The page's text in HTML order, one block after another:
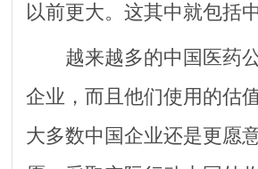
以前更大。这其中就包括
越来越多的中国医药公
企业，而且他们使用的估
大多数中国企业还是更愿